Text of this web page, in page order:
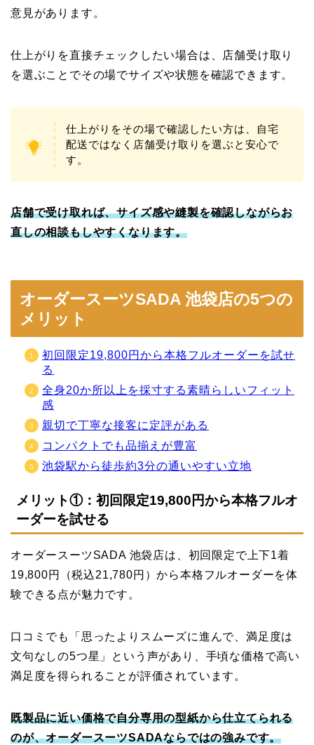
意見があります。
仕上がりを直接チェックしたい場合は、店舗受け取り
を選ぶことでその場でサイズや状態を確認できます。
仕上がりをその場で確認したい方は、自宅
配送ではなく店舗受け取りを選ぶと安心で
す。
店舗で受け取れば、サイズ感や縫製を確認しながらお
直しの相談もしやすくなります。
オーダースーツSADA 池袋店の5つの
メリット
初回限定19,800円から本格フルオーダーを試せ
る
全身20か所以上を採寸する素晴らしいフィット
感
親切で丁寧な接客に定評がある
コンパクトでも品揃えが豊富
池袋駅から徒歩約3分の通いやすい立地
メリット①：初回限定19,800円から本格フルオ
ーダーを試せる
オーダースーツSADA 池袋店は、初回限定で上下1着
19,800円（税込21,780円）から本格フルオーダーを体
験できる点が魅力です。
口コミでも「思ったよりスムーズに進んで、満足度は
文句なしの5つ星」という声があり、手頃な価格で高い
満足度を得られることが評価されています。
既製品に近い価格で自分専用の型紙から仕立てられる
のが、オーダースーツSADAならではの強みです。